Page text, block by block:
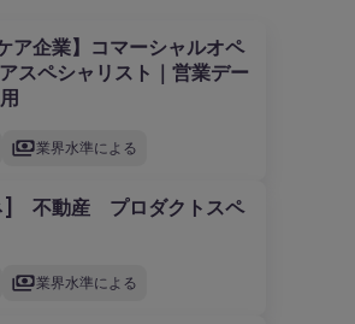
ア企業】コマーシャルオペ
スペシャリスト｜営業デー
業界水準による
] 不動産 プロダクトスペ
業界水準による